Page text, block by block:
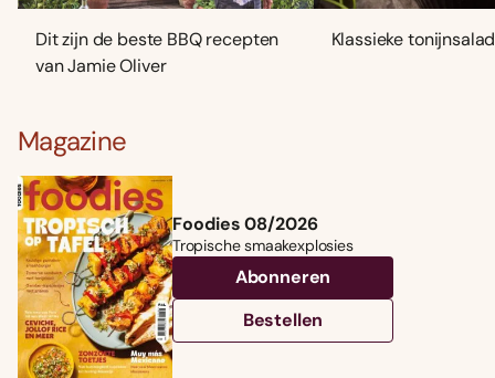
Dit zijn de beste BBQ recepten
van Jamie Oliver
Klassieke
Magazine
Foodies 08/2026
Tropische smaakexplosies
Abonneren
Bestellen